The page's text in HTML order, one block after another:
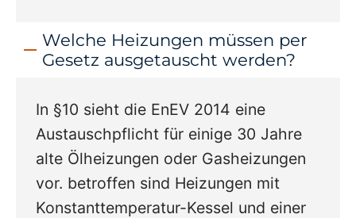
Welche Heizungen müssen per
Gesetz ausgetauscht werden?
In §10 sieht die EnEV 2014 eine
Austauschpflicht für einige 30 Jahre
alte Ölheizungen oder Gasheizungen
vor. betroffen sind Heizungen mit
Konstanttemperatur-Kessel und einer